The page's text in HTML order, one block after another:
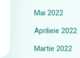
Mai 2022
Aprilieie 2022
Martie 2022